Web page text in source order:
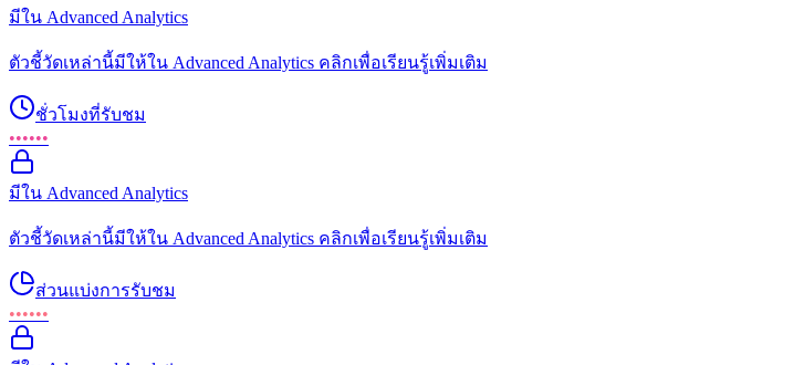
มีใน Advanced Analytics
ตัวชี้วัดเหล่านี้มีให้ใน Advanced Analytics คลิกเพื่อเรียนรู้เพิ่มเติม
ชั่วโมงที่รับชม
••••••
มีใน Advanced Analytics
ตัวชี้วัดเหล่านี้มีให้ใน Advanced Analytics คลิกเพื่อเรียนรู้เพิ่มเติม
ส่วนแบ่งการรับชม
••••••